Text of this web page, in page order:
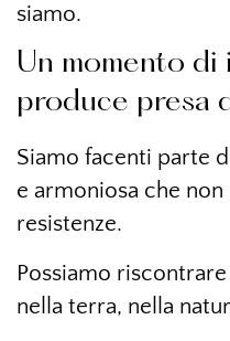
siamo.
Un momento
produce presa
Siamo facenti parte
e armoniosa che
resistenze.
Possiamo
nella terra, nella